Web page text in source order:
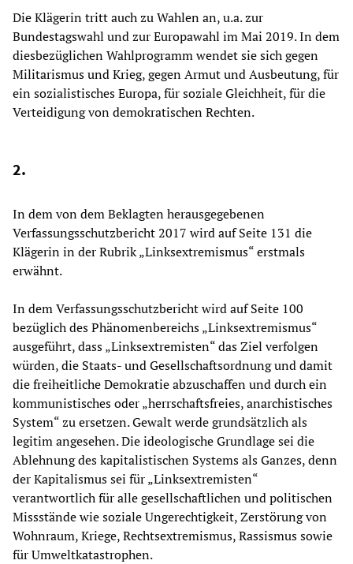
Die Klägerin tritt auch zu Wahlen an, u.a. zur
Bundestagswahl und zur Europawahl im Mai 2019. In dem
diesbezüglichen Wahlprogramm wendet sie sich gegen
Militarismus und Krieg, gegen Armut und Ausbeutung, für
ein sozialistisches Europa, für soziale Gleichheit, für die
Verteidigung von demokratischen Rechten.
2.
In dem von dem Beklagten herausgegebenen
Verfassungsschutzbericht 2017 wird auf Seite 131 die
Klägerin in der Rubrik „Linksextremismus“ erstmals
erwähnt.
In dem Verfassungsschutzbericht wird auf Seite 100
bezüglich des Phänomenbereichs „Linksextremismus“
ausgeführt, dass „Linksextremisten“ das Ziel verfolgen
würden, die Staats- und Gesellschaftsordnung und damit
die freiheitliche Demokratie abzuschaffen und durch ein
kommunistisches oder „herrschaftsfreies, anarchistisches
System“ zu ersetzen. Gewalt werde grundsätzlich als
legitim angesehen. Die ideologische Grundlage sei die
Ablehnung des kapitalistischen Systems als Ganzes, denn
der Kapitalismus sei für „Linksextremisten“
verantwortlich für alle gesellschaftlichen und politischen
Missstände wie soziale Ungerechtigkeit, Zerstörung von
Wohnraum, Kriege, Rechtsextremismus, Rassismus sowie
für Umweltkatastrophen.